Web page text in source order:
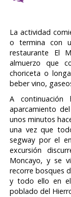
La actividad
o termina con
restaurante El
almuerzo que
choriceta o
beber vino,
A continuación
aparcamiento del
unos minutos
una vez que
segway por el
excursión
Moncayo, y se
recorre bosques
y todo ello en
poblado del